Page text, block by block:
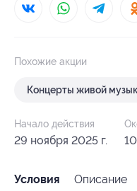
Похожие акции
Концерты живой
Начало действия
29 ноября 2025 г.
Условия Описание